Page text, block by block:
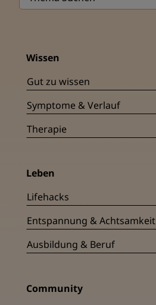
Wissen
Gut zu wissen
Symptome & Verlauf
Therapie
Leben
Lifehacks
Entspannung & Achtsamkeit
Ausbildung & Beruf
Community